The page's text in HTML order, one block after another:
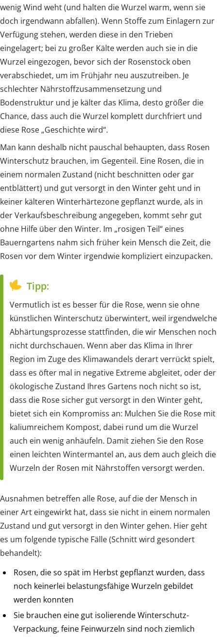
wenig Wind weht (und halten die Wurzel warm, wenn sie
doch irgendwann abfallen). Wenn Stoffe zum Einlagern zur
Verfügung stehen, werden diese in den Trieben
eingelagert; bei zu großer Kälte werden auch sie in die
Wurzel eingezogen, bevor sich der Rosenstock oben
verabschiedet, um im Frühjahr neu auszutreiben. Je
schlechter Nährstoffzusammensetzung und
Bodenstruktur und je kälter das Klima, desto größer die
Chance, dass auch die Wurzel komplett durchfriert und
diese Rose „Geschichte wird“.
Man kann deshalb nicht pauschal behaupten, dass Rosen
Winterschutz brauchen, im Gegenteil. Eine Rosen, die in
einem normalen Zustand (nicht beschnitten oder gar
entblättert) und gut versorgt in den Winter geht und in
keiner kälteren Winterhärtezone gepflanzt wurde, als in
der Verkaufsbeschreibung angegeben, kommt sehr gut
ohne Hilfe über den Winter. Im „rosigen Teil“ eines
Bauerngartens nahm sich früher kein Mensch die Zeit, die
Rosen vor dem Winter irgendwie kompliziert einzupacken.
Tipp:
Vermutlich ist es besser für die Rose, wenn sie ohne
künstlichen Winterschutz überwintert, weil irgendwelche
Abhärtungsprozesse stattfinden, die wir Menschen noch
nicht durchschauen. Wenn aber das Klima in Ihrer
Region im Zuge des Klimawandels derart verrückt spielt,
dass es öfter mal in negative Extreme abgleitet, oder der
ökologische Zustand Ihres Gartens noch nicht so ist,
dass die Rose sicher gut versorgt in den Winter geht,
bietet sich ein Kompromiss an: Mulchen Sie die Rose mit
kaliumreichem Kompost, dabei rund um die Wurzel
auch ein wenig anhäufeln. Damit ziehen Sie den Rose
einen leichten Wintermantel an, aus dem auch gleich die
Wurzeln der Rosen mit Nährstoffen versorgt werden.
Ausnahmen betreffen alle Rose, auf die der Mensch in
einer Art eingewirkt hat, dass sie nicht in einem normalen
Zustand und gut versorgt in den Winter gehen. Hier geht
es um folgende typische Fälle (Schnitt wird gesondert
behandelt):
Rosen, die so spät im Herbst gepflanzt wurden, dass
noch keinerlei belastungsfähige Wurzeln gebildet
werden konnten
Sie brauchen eine gut isolierende Winterschutz-
Verpackung, feine Feinwurzeln sind noch ziemlich